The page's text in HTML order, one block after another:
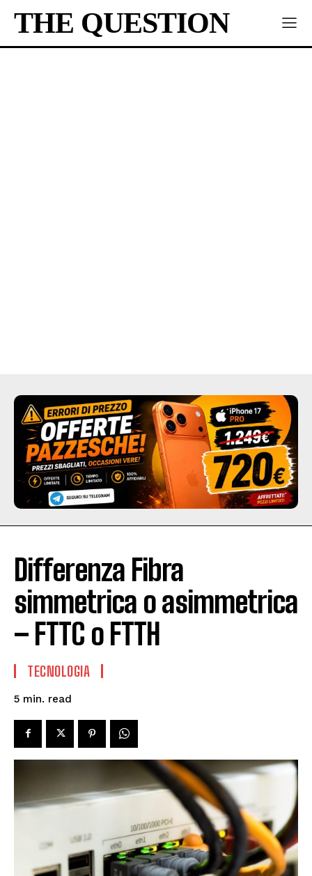
THE QUESTION
Differenza Fibra
simmetrica o asimmetrica
– FTTC o FTTH
TECNOLOGIA
5 min. read